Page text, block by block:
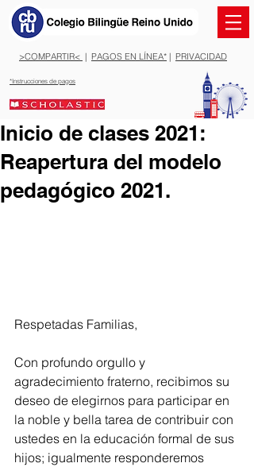
>COMPARTIR< | PAGOS EN LÍNEA* | PRIVACIDAD
*Instrucciones de pagos
Inicio de clases 2021:
Reapertura del modelo
pedagógico 2021.
Respetadas Familias,
Con profundo orgullo y
agradecimiento fraterno, recibimos su
deseo de elegirnos para participar en
la noble y bella tarea de contribuir con
ustedes en la educación formal de sus
hijos; igualmente responderemos